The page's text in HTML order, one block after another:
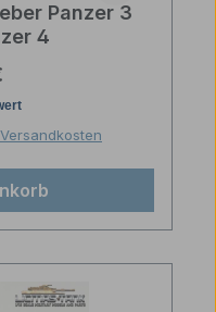
Panzer 3
4
Preis: